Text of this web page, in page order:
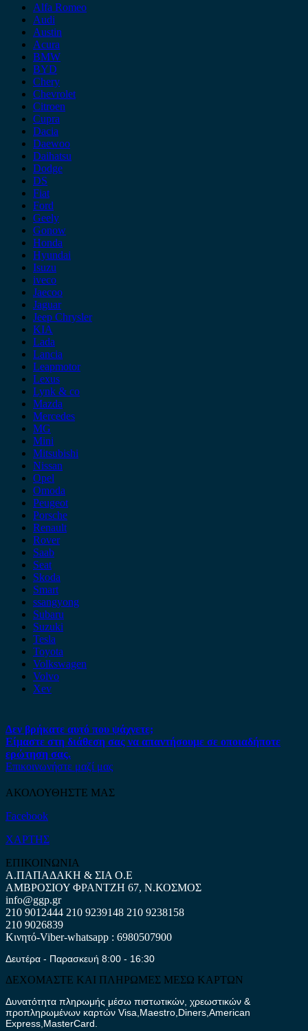
Alfa Romeo
Audi
Austin
Acura
BMW
BYD
Chery
Chevrolet
Citroen
Cupra
Dacia
Daewoo
Daihatsu
Dodge
DS
Fiat
Ford
Geely
Gonow
Honda
Hyundai
Isuzu
iveco
Jaecoo
Jaguar
Jeep Chrysler
KIA
Lada
Lancia
Leapmotor
Lexus
Lynk & co
Mazda
Mercedes
MG
Mini
Mitsubishi
Nissan
Opel
Omoda
Peugeot
Porsche
Renault
Rover
Saab
Seat
Skoda
Smart
ssangyong
Subaru
Suzuki
Tesla
Toyota
Volkswagen
Volvo
Xev
Δεν βρήκατε αυτό που ψάχνετε;
Είμαστε στη διάθεση σας να απαντήσουμε σε οποιαδήποτε
ερώτηση σας.
Επικοινωνήστε μαζί μας
ΑΚΟΛΟΥΘΗΣΤΕ ΜΑΣ
Facebook
ΧΑΡΤΗΣ
ΕΠΙΚΟΙΝΩΝΙΑ
Α.ΠΑΠΑΔΑΚΗ & ΣΙΑ Ο.Ε
ΑΜΒΡΟΣΙΟΥ ΦΡΑΝΤΖΗ 67, Ν.ΚΟΣΜΟΣ
info@ggp.gr
210 9012444 210 9239148 210 9238158
210 9026839
Κινητό-Viber-whatsapp : 6980507900
Δευτέρα - Παρασκευή 8:00 - 16:30
ΔΕΧΟΜΑΣΤΕ ΚΑΙ ΠΛΗΡΩΜΕΣ ΜΕΣΩ ΚΑΡΤΩΝ
Δυνατότητα πληρωμής μέσω πιστωτικών, χρεωστικών &
προπληρωμένων καρτών Visa,Maestro,Diners,American
Express,MasterCard.